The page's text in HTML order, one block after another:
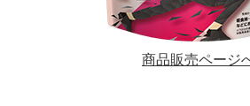
商品販売ページ